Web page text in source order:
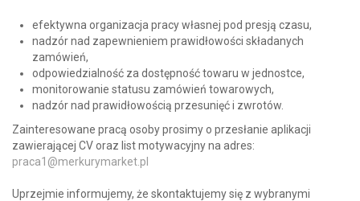
efektywna organizacja pracy własnej pod presją czasu,
nadzór nad zapewnieniem prawidłowości składanych
zamówień,
odpowiedzialność za dostępność towaru w jednostce,
monitorowanie statusu zamówień towarowych,
nadzór nad prawidłowością przesunięć i zwrotów.
Zainteresowane pracą osoby prosimy o przesłanie aplikacji
zawierającej CV oraz list motywacyjny na adres:
praca1@merkurymarket.pl
Uprzejmie informujemy, że skontaktujemy się z wybranymi